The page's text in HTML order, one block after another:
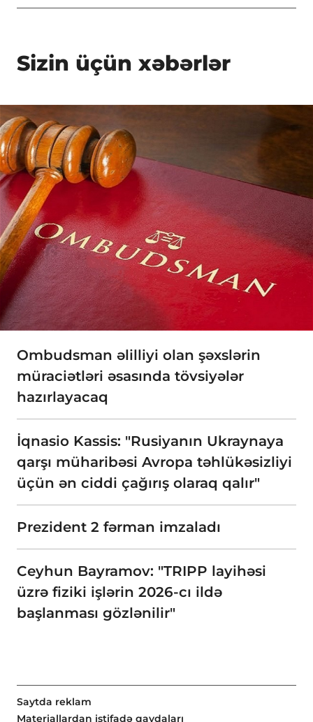
Sizin üçün xəbərlər
Ombudsman əlilliyi olan şəxslərin
müraciətləri əsasında tövsiyələr
hazırlayacaq
İqnasio Kassis: "Rusiyanın Ukraynaya
qarşı müharibəsi Avropa təhlükəsizliyi
üçün ən ciddi çağırış olaraq qalır"
Prezident 2 fərman imzaladı
Ceyhun Bayramov: "TRIPP layihəsi
üzrə fiziki işlərin 2026-cı ildə
başlanması gözlənilir"
Saytda reklam
Materiallardan istifadə qaydaları